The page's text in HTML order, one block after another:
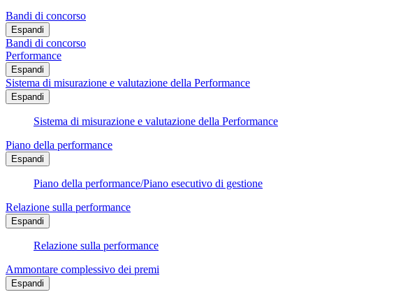
Bandi di concorso
Espandi
Bandi di concorso
Performance
Espandi
Sistema di misurazione e valutazione della Performance
Espandi
Sistema di misurazione e valutazione della Performance
Piano della performance
Espandi
Piano della performance/Piano esecutivo di gestione
Relazione sulla performance
Espandi
Relazione sulla performance
Ammontare complessivo dei premi
Espandi